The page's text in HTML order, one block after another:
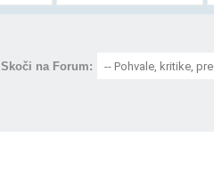
Skoči na Forum: